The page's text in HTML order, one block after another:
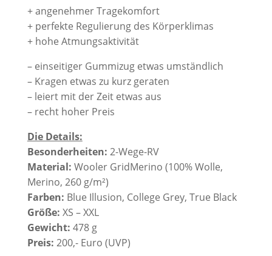
+ angenehmer Tragekomfort
+ perfekte Regulierung des Körperklimas
+ hohe Atmungsaktivität
– einseitiger Gummizug etwas umständlich
– Kragen etwas zu kurz geraten
– leiert mit der Zeit etwas aus
– recht hoher Preis
Die Details:
Besonderheiten: 2-Wege-RV
Material: Wooler GridMerino (100% Wolle,
Merino, 260 g/m²)
Farben: Blue Illusion, College Grey, True Black
Größe: XS – XXL
Gewicht: 478 g
Preis: 200,- Euro (UVP)